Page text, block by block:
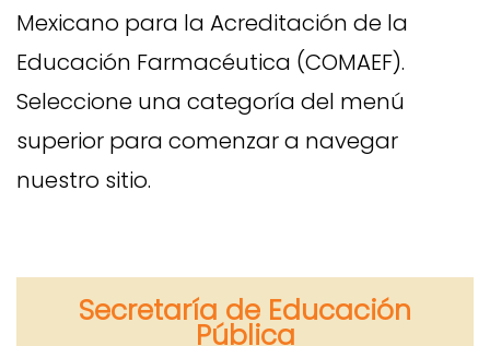
Mexicano para la Acreditación de la
Educación Farmacéutica (COMAEF).
Seleccione una categoría del menú
superior para comenzar a navegar
nuestro sitio.
Secretaría de Educación
Pública